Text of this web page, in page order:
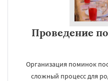
Проведение
Организация поминок
сложный процесс для